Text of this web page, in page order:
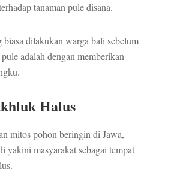
tanaman pule disana.
dilakukan warga bali sebelum
adalah dengan memberikan
Halus
mitos pohon beringin di Jawa,
yakini masyarakat sebagai tempat